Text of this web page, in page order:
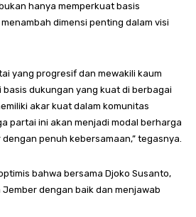
hanya memperkuat basis
dimensi penting dalam visi
yang progresif dan mewakili kaum
basis dukungan yang kuat di berbagai
akar kuat dalam komunitas
partai ini akan menjadi modal berharga
penuh kebersamaan,” tegasnya.
bahwa bersama Djoko Susanto,
dengan baik dan menjawab